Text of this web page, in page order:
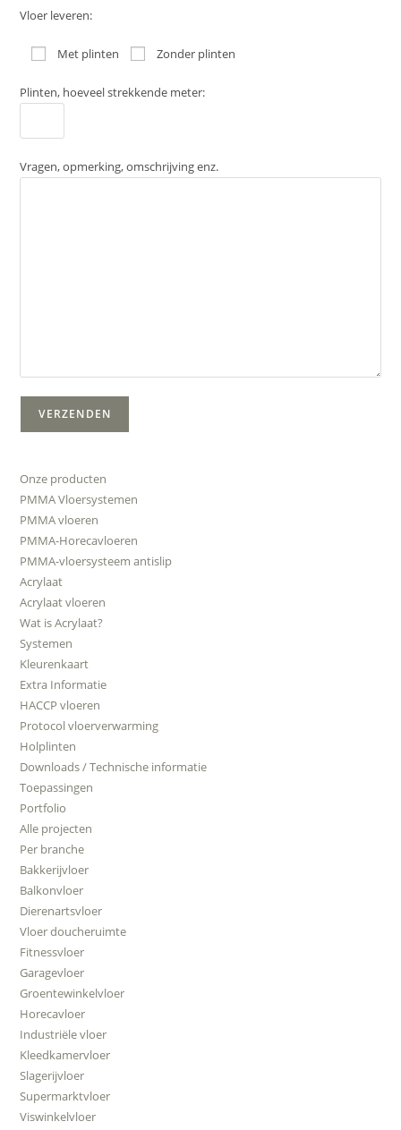
Vloer leveren:
Met plinten Zonder plinten
Plinten, hoeveel strekkende meter:
Vragen, opmerking, omschrijving enz.
Onze producten
PMMA Vloersystemen
PMMA vloeren
PMMA-Horecavloeren
PMMA-vloersysteem antislip
Acrylaat
Acrylaat vloeren
Wat is Acrylaat?
Systemen
Kleurenkaart
Extra Informatie
HACCP vloeren
Protocol vloerverwarming
Holplinten
Downloads / Technische informatie
Toepassingen
Portfolio
Alle projecten
Per branche
Bakkerijvloer
Balkonvloer
Dierenartsvloer
Vloer doucheruimte
Fitnessvloer
Garagevloer
Groentewinkelvloer
Horecavloer
Industriële vloer
Kleedkamervloer
Slagerijvloer
Supermarktvloer
Viswinkelvloer